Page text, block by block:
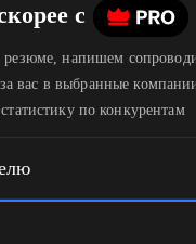
c
напишем
вас в выбранные
статистику по конкурентам